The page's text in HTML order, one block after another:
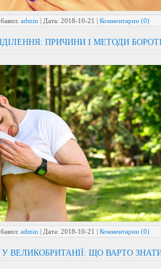
admin | Дата: 2018-10-21 | Комментарии (0)
ПРИЧИНИ І МЕТОДИ
admin | Дата: 2018-10-21 | Комментарии (0)
ВЕЛИКОБРИТАНІЇ: ЩО ВАРТО